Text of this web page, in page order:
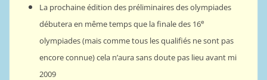
La prochaine édition des préliminaires des olympiades
débutera en même temps que la finale des 16e
olympiades (mais comme tous les qualifiés ne sont pas
encore connue) cela n’aura sans doute pas lieu avant mi
2009